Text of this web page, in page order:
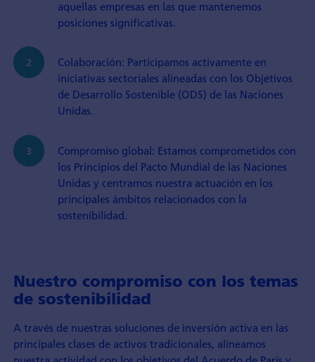
aquellas empresas en las que mantenemos
posiciones significativas.
Colaboración: Participamos activamente en
iniciativas sectoriales alineadas con los Objetivos
de Desarrollo Sostenible (ODS) de las Naciones
Unidas.
Compromiso global: Estamos comprometidos con
los Principios del Pacto Mundial de las Naciones
Unidas y centramos nuestra actuación en los
principales ámbitos relacionados con la
sostenibilidad.
Nuestro compromiso con los temas
de sostenibilidad
A través de nuestras soluciones de inversión activa en las
principales clases de activos tradicionales, alineamos